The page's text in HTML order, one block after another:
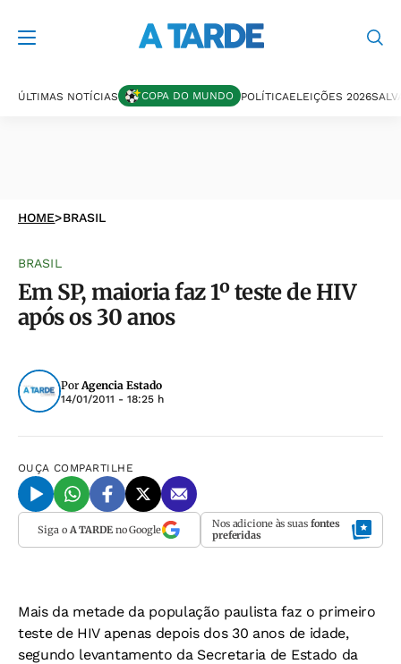
ÚLTIMAS NOTÍCIAS COPA DO MUNDO POLÍTICAELEIÇÕES 2026
HOME>BRASIL
BRASIL
Em SP, maioria faz 1º teste de HIV
após os 30 anos
PorAgencia Estado
14/01/2011 - 18:25 h
OUÇA COMPARTILHE
Siga o A TARDEno Google Nos adicione às suas fontes
preferidas
Mais da metade da população paulista faz o primeiro
teste de HIV apenas depois dos 30 anos de idade,
segundo levantamento da Secretaria de Estado da